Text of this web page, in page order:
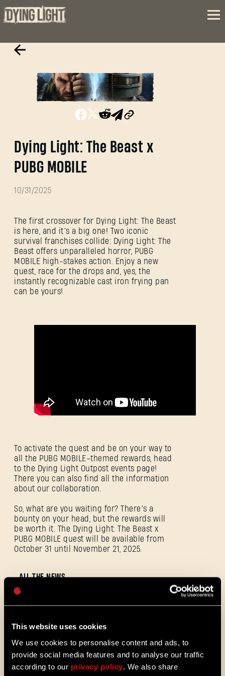
This website uses cookies
We use cookies to personalise content and ads, to
provide social media features and to analyse our traffic
according to our privacy policy . We also share
Dying Light: The Beast x
PUBG MOBILE
10/31/2025
The first crossover for Dying Light: The Beast
is here, and it’s a big one! Two iconic
survival franchises collide: Dying Light: The
Beast offers unparalleled horror, PUBG
MOBILE high-stakes action. Enjoy a new
quest, race for the drops and, yes, the
instantly recognizable cast iron frying pan
can be yours!
To activate the quest and be on your way to
all the PUBG MOBILE-themed rewards, head
to the Dying Light Outpost events page!
There you can also find all the information
about our collaboration.
So, what are you waiting for? There’s a
bounty on your head, but the rewards will
be worth it. The Dying Light: The Beast x
PUBG MOBILE quest will be available from
October 31 until November 21, 2025.
ALL THE NEWS
NOTES
DE
PATCH
(1.29)
Villedor évolue, avec un système de
progression amélioré qui vous permet
de débloquer vos compétences plus
SE CONNECTER
Adresse e-mail
Mot de passe